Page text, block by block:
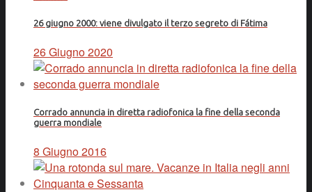
26 giugno 2000: viene divulgato il terzo segreto di Fátima
26 Giugno 2020
Corrado annuncia in diretta radiofonica la fine della seconda
guerra mondiale
8 Giugno 2016